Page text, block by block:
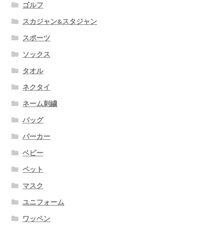
ゴルフ
スカジャン&スタジャン
スポーツ
ソックス
タオル
ネクタイ
ネーム刺繍
バッグ
パーカー
ベビー
ペット
マスク
ユニフォーム
ワッペン